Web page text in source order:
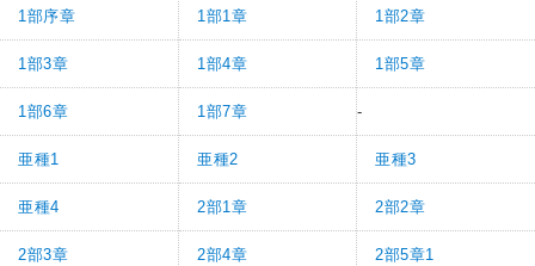
1部序章 1部1章 1部2章
1部3章 1部4章 1部5章
1部6章 1部7章 -
亜種1 亜種2 亜種3
亜種4 2部1章 2部2章
2部3章 2部4章 2部5章1